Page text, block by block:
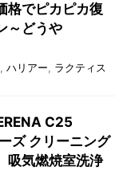
格でピカピカ復
～どうや
ハリアー ラクティス
C25
ズ クリーニング
気燃焼室洗浄